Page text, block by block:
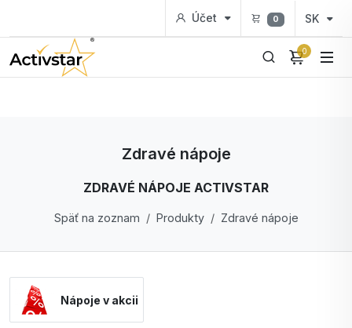
Účet 0 SK
0
Zdravé nápoje
ZDRAVÉ NÁPOJE ACTIVSTAR
Späť na zoznam Produkty Zdravé nápoje
Nápoje v akcii